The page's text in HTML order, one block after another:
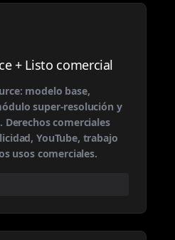
+ Listo comercial
modelo base,
super-resolución y
comerciales
YouTube, trabajo
usos comerciales.